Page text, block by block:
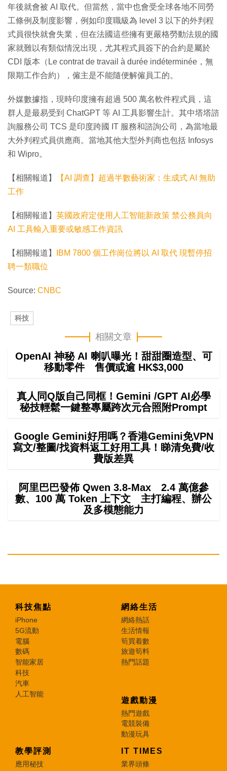
年後就會被 AI 取代。但當然，當中也會受全球各地不同勞
工條例及制度影響，例如印度職級為 level 3 以下的外判程
式員很快就會失業，但在法國這些擁有更嚴格勞動法規的國
家就難以有類似情況出現，尤其程式員簽下的合約是屬於
CDI 版本（Le contrat de travail à durée indéterminée，無
限期工作合約），僱主是不能隨便解僱員工的。
外媒數據指，現時印度擁有超過 500 萬名軟件程式員，這
群人是最易受到 ChatGPT 等 AI 工具影響生計。其中塔塔諮
詢服務公司 TCS 是印度跨國 IT 服務和諮詢公司，為當地最
大外判程式員供應商。當地其他大型外判商也包括 Infosys
和 Wipro。
【相關報道】
【AI 調查】超過半數藝術家：生成式 AI 無助
工作
【相關報道】 英國政府定使用人工智能新政策 禁公務員向
AI 工具輸入重要或敏感工作資訊
【相關報道】
IBM 7800 個工作崗位將以 AI 取代 現暫停招
聘一類職位
Source: CNBC
科技
相關文章
OpenAI 神秘 AI 喇叭曝光！甜甜圈造型、可
移動零件 售價或逾 HK$3,000
真人同Q版自己同框！Gemini /GPT AI必學
秘技輕鬆一鍵整專屬跨次元合照附Prompt
Google Gemini好用嗎？香港Gemini免VPN
寫文/整圖/找資料返工好用工具！睇清免費/收
費版差異
阿里巴巴發佈 Qwen 3.8-Max 2.4 萬億參
數、100 萬 Token 上下文 主打編程、辦公
及多模態能力
科技焦點
iPhone
5G流動
電腦
數碼
智能家居
科技
汽車
人工智能
網絡生活
網絡熱話
生活情報
筍買着數
旅遊筍料
熱門話題
遊戲動漫
熱門遊戲
電競裝備
動漫玩具
教學評測
應用秘技
IT TIMES
業界頭條